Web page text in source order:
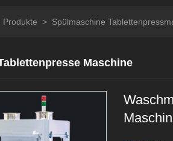
Produkte > Spülmaschine
Maschine